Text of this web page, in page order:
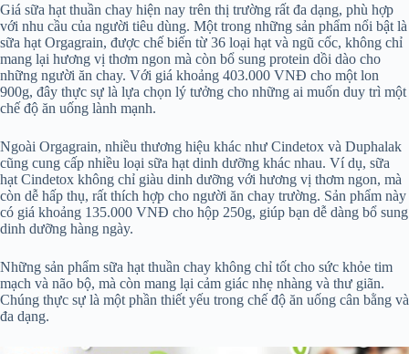
Giá sữa hạt thuần chay hiện nay trên thị trường rất đa dạng, phù hợp
với nhu cầu của người tiêu dùng. Một trong những sản phẩm nổi bật là
sữa hạt Orgagrain, được chế biến từ 36 loại hạt và ngũ cốc, không chỉ
mang lại hương vị thơm ngon mà còn bổ sung protein dồi dào cho
những người ăn chay. Với giá khoảng 403.000 VNĐ cho một lon
900g, đây thực sự là lựa chọn lý tưởng cho những ai muốn duy trì một
chế độ ăn uống lành mạnh.
Ngoài Orgagrain, nhiều thương hiệu khác như Cindetox và Duphalak
cũng cung cấp nhiều loại sữa hạt dinh dưỡng khác nhau. Ví dụ, sữa
hạt Cindetox không chỉ giàu dinh dưỡng với hương vị thơm ngon, mà
còn dễ hấp thụ, rất thích hợp cho người ăn chay trường. Sản phẩm này
có giá khoảng 135.000 VNĐ cho hộp 250g, giúp bạn dễ dàng bổ sung
dinh dưỡng hàng ngày.
Những sản phẩm sữa hạt thuần chay không chỉ tốt cho sức khỏe tim
mạch và não bộ, mà còn mang lại cảm giác nhẹ nhàng và thư giãn.
Chúng thực sự là một phần thiết yếu trong chế độ ăn uống cân bằng và
đa dạng.